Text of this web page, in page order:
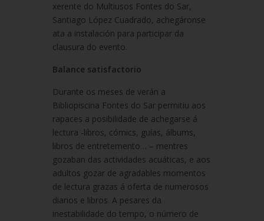
xerente do Multiusos Fontes do Sar,
Santiago López Cuadrado, achegáronse
ata a instalación para participar da
clausura do evento.
Balance satisfactorio
Durante os meses de verán a
Bibliopiscina Fontes do Sar permitiu aos
rapaces a posibilidade de achegarse á
lectura -libros, cómics, guías, álbums,
libros de entretemento… – mentres
gozaban das actividades acuáticas, e aos
adultos gozar de agradables momentos
de lectura grazas á oferta de numerosos
diarios e libros. A pesares da
inestabilidade do tempo, o número de